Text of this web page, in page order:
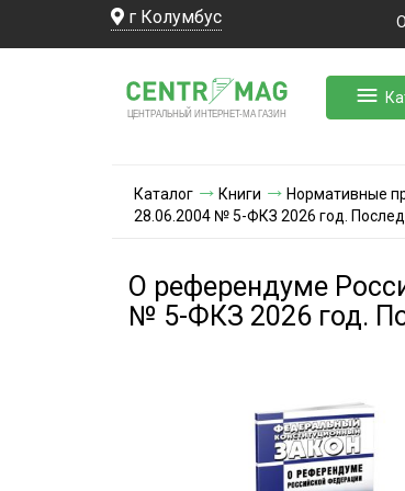
г Колумбус
ЦЕНТРАЛЬНЫЙ ИНТЕРНЕТ-МА ГАЗИН
Каталог Книги Нормативные
28.06.2004 № 5-ФКЗ 2026 год.
О референдуме
№ 5-ФКЗ 2026 год.